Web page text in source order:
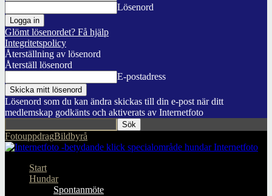
Lösenord
Glömt lösenordet? Få hjälp
Integritetspolicy
Återställning av lösenord
Återställ lösenord
E-postadress
Lösenord som du kan ändra skickas till din e-post när ditt
medlemskap godkänts och aktiverats av Internetfoto
FotouppdragBildbyrå
Internetfoto
Start
Hundar
Spontanmöte